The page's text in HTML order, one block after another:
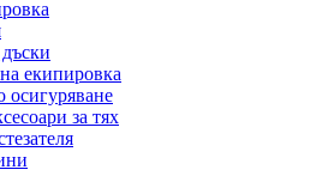
екипировка
за тях